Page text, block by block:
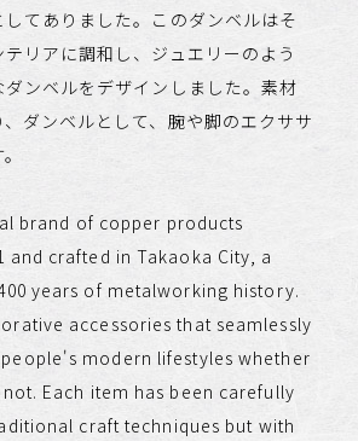
てありました。このダンベルはそ
リアに調和し、ジュエリーのよう
ンベルをデザインしました。素材
ダンベルとして、腕や脚のエクササ
brand of copper products
and crafted in Takaoka City, a
years of metalworking history.
accessories that seamlessly
modern lifestyles whether
Each item has been carefully
craft techniques but with